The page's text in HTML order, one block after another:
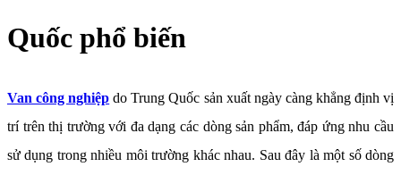
Quốc phổ biến
Van công nghiệp do Trung Quốc sản xuất ngày càng khẳng định vị
trí trên thị trường với đa dạng các dòng sản phẩm, đáp ứng nhu cầu
sử dụng trong nhiều môi trường khác nhau. Sau đây là một số dòng